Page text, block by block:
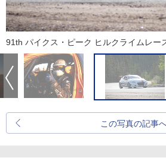
91th パイクス・ピーク ヒルクライムレー
この写真の記事